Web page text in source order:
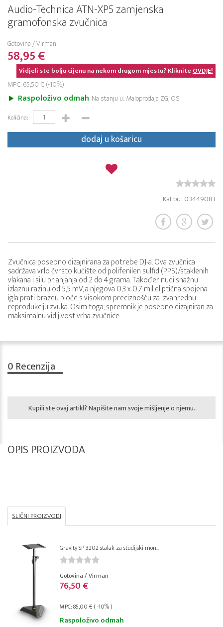
Audio-Technica ATN-XP5 zamjenska
gramofonska zvučnica
Gotovina / Virman
58,95 €
Vidjeli ste bolju cijenu na nekom drugom mjestu? KlikniteOVDJE!
MPC: 65,50 € (-10%)
Raspoloživo odmah Na stanju u: Maloprodaja ZG, OS
Količina:
dodaj u košaricu
Kat.br. : 03449083
Zvučnica posebno dizajnirana za potrebe DJ-a. Ova zvučnica
sadržava vrlo čvrsto kućište od polifenilen sulfid (PPS)/staklenih
vlakana i silu prianjanja od 2 do 4 grama. Također nudi snažnu
izlaznu razinu od 5,5 mV, a njegova 0,3 x 0,7 mil eliptična spojena
igla prati brazdu ploče s visokom preciznošću za izvanrednu
reprodukciju zvuka. Osim toga, spremnik je posebno dizajniran za
maksimalnu vidljivost vrha zvučnice.
0 Recenzija
Kupili ste ovaj artikl? Napišite nam svoje mišljenje o njemu.
OPIS PROIZVODA
SLIČNI PROIZVODI
Gravity SP 3202 stalak za studijski mon...
Gotovina / Virman
76,50 €
MPC: 85,00 € ( -10% )
Raspoloživo odmah